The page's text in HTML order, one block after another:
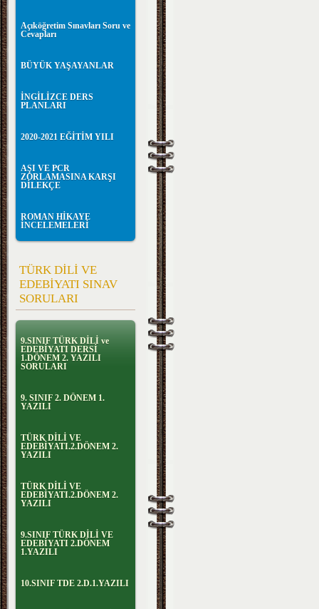
Açıköğretim Sınavları Soru ve
Cevapları
BÜYÜK YAŞAYANLAR
İNGİLİZCE DERS
PLANLARI
2020-2021 EĞİTİM YILI
AŞI VE PCR
ZORLAMASINA KARŞI
DİLEKÇE
ROMAN HİKAYE
İNCELEMELERİ
TÜRK DİLİ VE
EDEBİYATI SINAV
SORULARI
9.SINIF TÜRK DİLİ ve
EDEBİYATI DERSİ
1.DÖNEM 2. YAZILI
SORULARI
9. SINIF 2. DÖNEM 1.
YAZILI
TÜRK DİLİ VE
EDEBİYATI.2.DÖNEM 2.
YAZILI
TÜRK DİLİ VE
EDEBİYATI.2.DÖNEM 2.
YAZILI
9.SINIF TÜRK DİLİ VE
EDEBİYATI 2.DÖNEM
1.YAZILI
10.SINIF TDE 2.D.1.YAZILI